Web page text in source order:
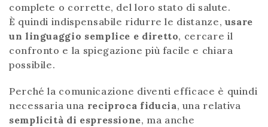
complete o corrette, del loro stato di salute.
È quindi indispensabile ridurre le distanze, usare
un linguaggio semplice e diretto, cercare il
confronto e la spiegazione più facile e chiara
possibile.
Perché la comunicazione diventi efficace è quindi
necessaria una reciproca fiducia, una relativa
semplicità di espressione, ma anche